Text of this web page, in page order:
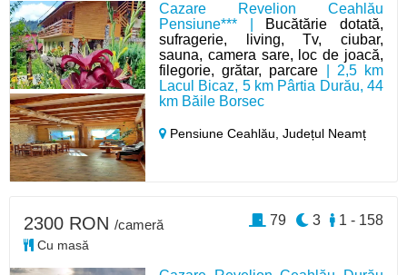
Cazare Revelion Ceahlău
Pensiune*** | Bucătărie dotată,
sufragerie, living, Tv, ciubar,
sauna, camera sare, loc de joacă,
filegorie, grătar, parcare | 2,5 km
Lacul Bicaz, 5 km Pârtia Durău, 44
km Băile Borsec
Pensiune Ceahlău,Județul Neamț
2300 RON /cameră
Cu masă
1 - 158
3
79